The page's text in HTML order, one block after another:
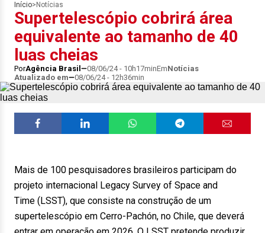
Início> Notícias
Supertelescópio cobrirá área
equivalente ao tamanho de 40
luas cheias
PorAgência Brasil 08/06/24 - 10h17minEmNotícias
Atualizado em
08/06/24 - 12h36min
Mais de 100 pesquisadores brasileiros participam do
projeto internacional Legacy Survey of Space and
Time (LSST), que consiste na construção de um
supertelescópio em Cerro-Pachón, no Chile, que deverá